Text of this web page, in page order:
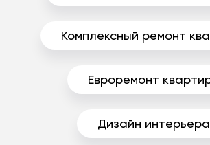
Комплексный ремонт
Евроремонт
Дизайн интерьера